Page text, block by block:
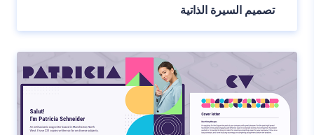
تصميم السيرة الذاتية